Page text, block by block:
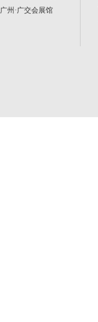
广州·广交会展馆